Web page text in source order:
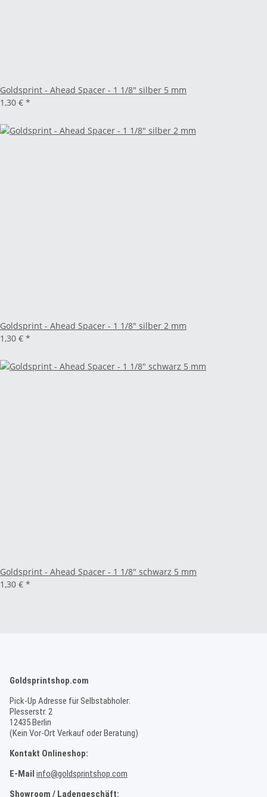
Goldsprint - Ahead Spacer - 1 1/8" silber 5 mm
1,30 € *
Goldsprint - Ahead Spacer - 1 1/8" silber 2 mm
1,30 € *
Goldsprint - Ahead Spacer - 1 1/8" schwarz 5 mm
1,30 € *
Goldsprintshop.com
Pick-Up Adresse für Selbstabholer:
Plesserstr. 2
12435 Berlin
(Kein Vor-Ort Verkauf oder Beratung)
Kontakt Onlineshop:
E-Mail info@goldsprintshop.com
Showroom / Ladengeschäft: